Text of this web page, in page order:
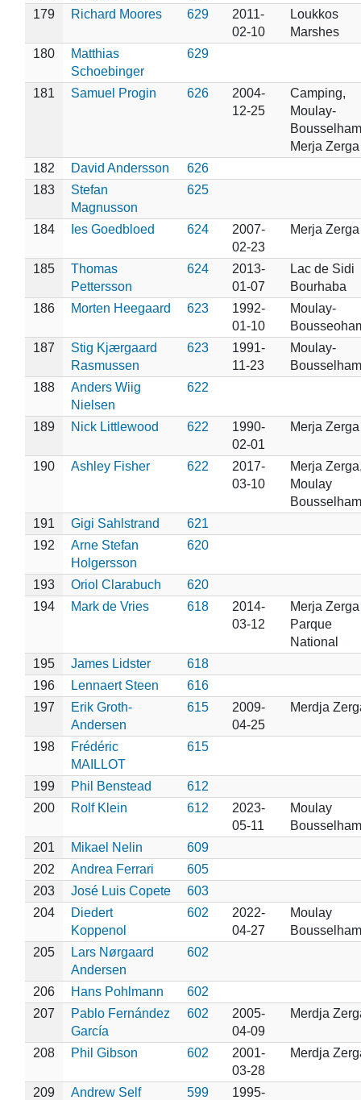
179
Richard Moores 629
2011-
02-10
Loukkos
Marshes
180
Matthias
Schoebinger
629
181 Samuel Progin 626
2004-
12-25
Camping,
Moulay-
Merja Zerga
182
David Andersson
626
183
Stefan
Magnusson
625
184 Ies Goedbloed 624
2007-
02-23
Merja Zerga
185
Thomas
Pettersson
624
2013-
01-07
Lac de Sidi
Bourhaba
186
Morten Heegaard 623
1992-
01-10
Moulay-
187
Stig Kjærgaard
Rasmussen
623
1991-
11-23
Moulay-
188
Anders Wiig
Nielsen
622
189 Nick Littlewood 622
1990-
02-01
Merja Zerga
190 Ashley Fisher 622
2017-
03-10
Merja
Moulay
191
Gigi Sahlstrand
621
192
Arne Stefan
Holgersson
620
193 Oriol Clarabuch
620
194
Mark de Vries 618
2014-
03-12
Merja Zerga
Parque
National
195
James Lidster
618
196
Lennaert Steen
616
197
Erik Groth-
Andersen
615
2009-
04-25
Merdja
198
Frédéric
MAILLOT
615
199 Phil Benstead
612
200
Rolf Klein 612
2023-
05-11
Moulay
Bousselham
201
Mikael Nelin
609
202
Andrea Ferrari
605
203
José Luis Copete
603
204
Diedert
Koppenol
602
2022-
04-27
Moulay
Bousselham
205
Lars Nørgaard
Andersen
602
206 Hans Pohlmann
602
207
Pablo Fernández
García
602
2005-
04-09
Merdja
208 Phil Gibson 602
2001-
03-28
Merdja
209 Andrew Self 599
1995-